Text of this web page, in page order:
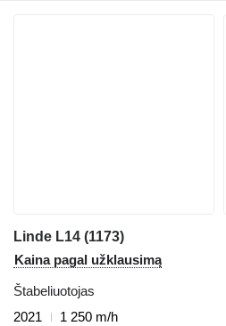
Linde L14 (1173)
Kaina pagal užklausimą
Štabeliuotojas
2021
1 250 m/h